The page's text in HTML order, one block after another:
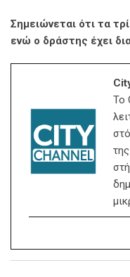
Σημειώνεται ότι τα
ενώ ο δράστης έχει
Το